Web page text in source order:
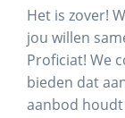
Het is zover!
jou willen
Proficiat! We
bieden dat
aanbod